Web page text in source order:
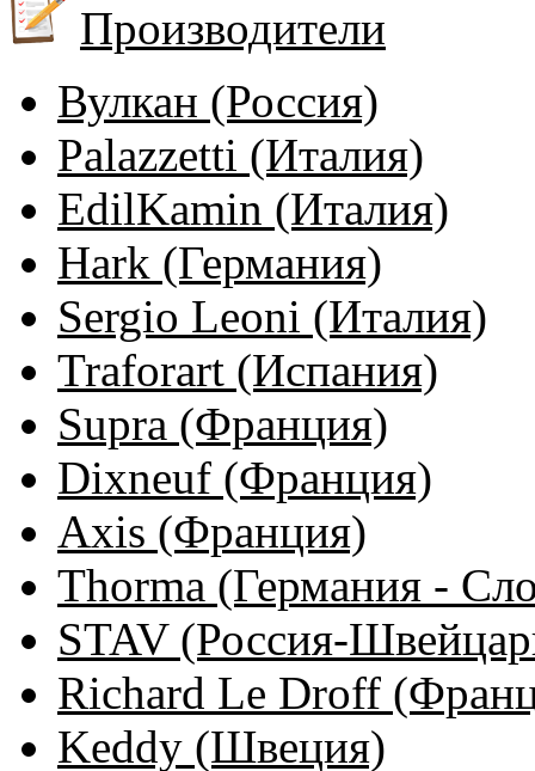
Производители
Вулкан (Россия)
Palazzetti (Италия)
EdilKamin (Италия)
Hark (Германия)
Sergio Leoni (Италия)
Traforart (Испания)
Supra (Франция)
Dixneuf (Франция)
Axis (Франция)
Thorma (Германия -
STAV (Россия-
Richard Le Droff
Keddy (Швеция)